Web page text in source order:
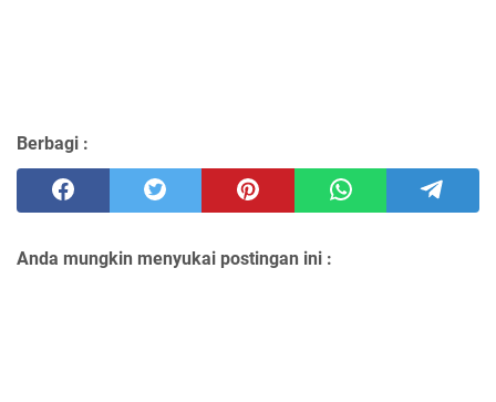
Berbagi :
Anda mungkin menyukai postingan ini :